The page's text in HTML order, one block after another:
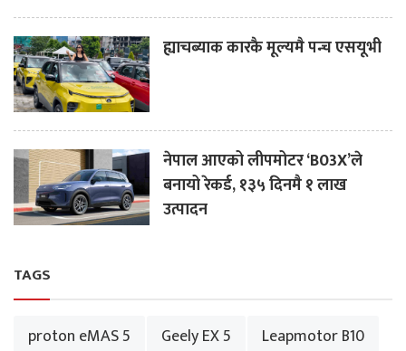
ह्याचब्याक कारकै मूल्यमै पन्च एसयूभी
नेपाल आएको लीपमोटर ‘B03X’ले
बनायो रेकर्ड, १३५ दिनमै १ लाख
उत्पादन
TAGS
proton eMAS 5 Geely EX 5
Leapmotor B10